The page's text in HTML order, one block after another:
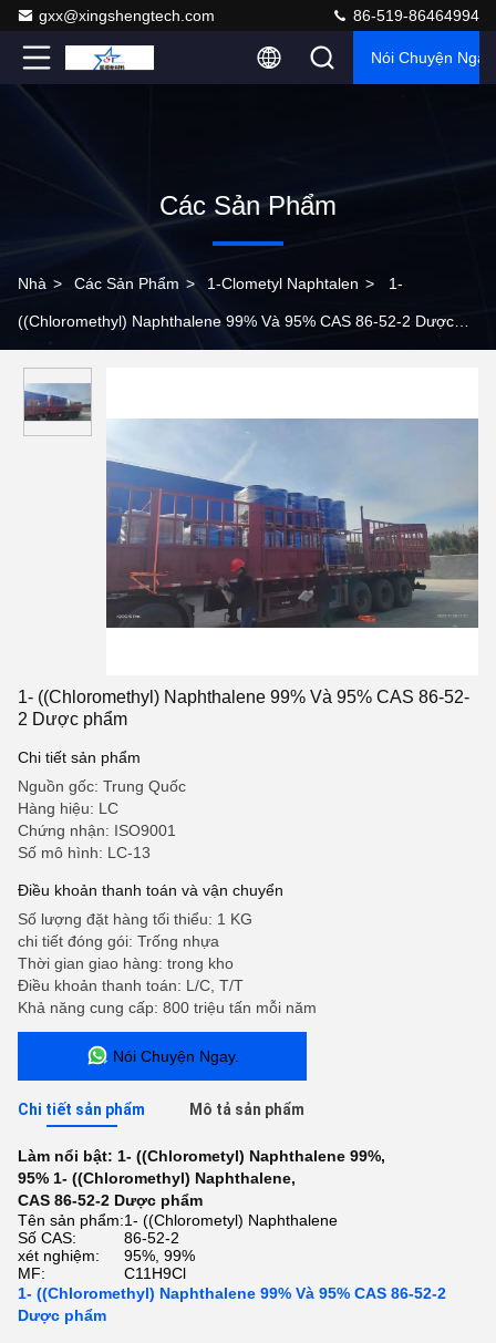
gxx@xingshengtech.com 86-519-86464994
Nói Chuyện Ngay.
Các Sản Phẩm
Nhà > Các Sản Phẩm > 1-Clometyl Naphtalen > 1-
((Chloromethyl) Naphthalene 99% Và 95% CAS 86-52-2 Dược
1- ((Chloromethyl) Naphthalene 99% Và 95% CAS 86-52-
2 Dược phẩm
Chi tiết sản phẩm
Nguồn gốc: Trung Quốc
Hàng hiệu: LC
Chứng nhận: ISO9001
Số mô hình: LC-13
Điều khoản thanh toán và vận chuyển
Số lượng đặt hàng tối thiểu: 1 KG
chi tiết đóng gói: Trống nhựa
Thời gian giao hàng: trong kho
Điều khoản thanh toán: L/C, T/T
Khả năng cung cấp: 800 triệu tấn mỗi năm
Nói Chuyện Ngay.
Chi tiết sản phẩm Mô tả sản phẩm
Làm nổi bật: 1- ((Chlorometyl) Naphthalene 99%,
95% 1- ((Chloromethyl) Naphthalene,
CAS 86-52-2 Dược phẩm
Tên sản phẩm:1- ((Chlorometyl) Naphthalene
Số CAS:
86-52-2
xét nghiệm:
95%, 99%
MF:
C11H9Cl
1- ((Chloromethyl) Naphthalene 99% Và 95% CAS 86-52-2
Dược phẩm